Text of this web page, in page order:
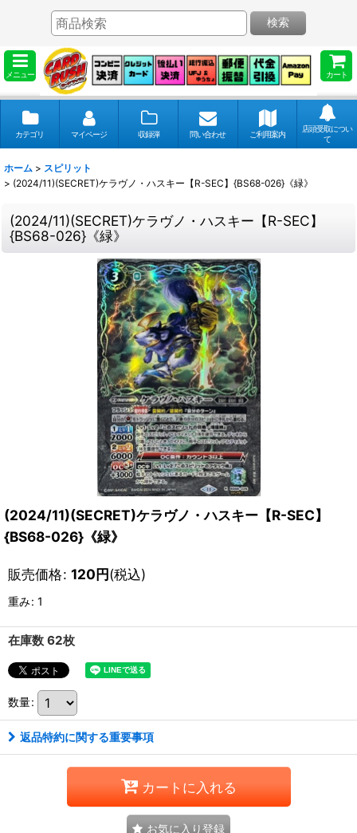
メニュー カート
検索
カテゴリ マイページ 収録弾 問い合わせ ご利用案内
店頭受取につい
て
ホーム > スピリット
> (2024/11)(SECRET)ケラヴノ・ハスキー【R-SEC】{BS68-026}《緑》
(2024/11)(SECRET)ケラヴノ・ハスキー【R-SEC】
{BS68-026}《緑》
(2024/11)(SECRET)ケラヴノ・ハスキー【R-SEC】
{BS68-026}《緑》
販売価格: 120円(税込)
重み: 1
在庫数 62枚
数量:
返品特約に関する重要事項
カートに入れる
お気に入り登録